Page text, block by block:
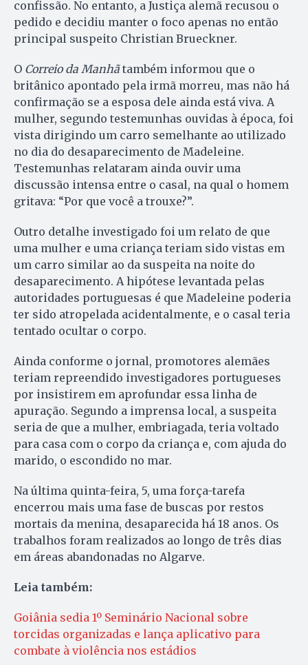
confissão. No entanto, a Justiça alemã recusou o
pedido e decidiu manter o foco apenas no então
principal suspeito Christian Brueckner.
O Correio da Manhãtambém informou que o
britânico apontado pela irmã morreu, mas não há
confirmação se a esposa dele ainda está viva. A
mulher, segundo testemunhas ouvidas à época, foi
vista dirigindo um carro semelhante ao utilizado
no dia do desaparecimento de Madeleine.
Testemunhas relataram ainda ouvir uma
discussão intensa entre o casal, na qual o homem
gritava: “Por que você a trouxe?”.
Outro detalhe investigado foi um relato de que
uma mulher e uma criança teriam sido vistas em
um carro similar ao da suspeita na noite do
desaparecimento. A hipótese levantada pelas
autoridades portuguesas é que Madeleine poderia
ter sido atropelada acidentalmente, e o casal teria
tentado ocultar o corpo.
Ainda conforme o jornal, promotores alemães
teriam repreendido investigadores portugueses
por insistirem em aprofundar essa linha de
apuração. Segundo a imprensa local, a suspeita
seria de que a mulher, embriagada, teria voltado
para casa com o corpo da criança e, com ajuda do
marido, o escondido no mar.
Na última quinta-feira, 5, uma força-tarefa
encerrou mais uma fase de buscas por restos
mortais da menina, desaparecida há 18 anos. Os
trabalhos foram realizados ao longo de três dias
em áreas abandonadas no Algarve.
Leia também:
Goiânia sedia 1º Seminário Nacional sobre
torcidas organizadas e lança aplicativo para
combate à violência nos estádios